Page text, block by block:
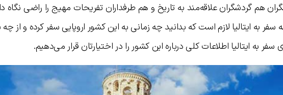
هم گردشگران علاقه‌مند به تاریخ و هم طرفداران تفریحات مهیج را راضی نگاه
به ایتالیا لازم است که بدانید چه زمانی به این کشور اروپایی سفر کرده و از
به ایتالیا اطلاعات کلی درباره این کشور را در اختیارتان قرار می‌دهیم.